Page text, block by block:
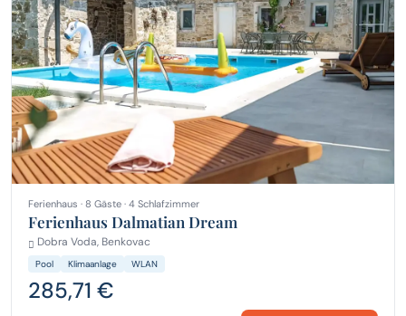
Ferienhaus · 8 Gäste · 4 Schlafzimmer
Ferienhaus Dalmatian Dream
Dobra Voda, Benkovac
Pool Klimaanlage WLAN
285,71 €